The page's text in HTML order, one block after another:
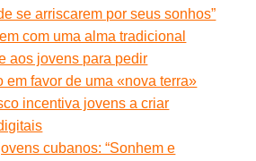
se arriscarem por seus sonhos”
com uma alma tradicional
aos jovens para pedir
em favor de uma «nova terra»
incentiva jovens a criar
cubanos: “Sonhem e